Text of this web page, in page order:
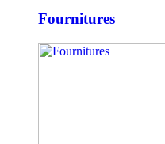
Fournitures